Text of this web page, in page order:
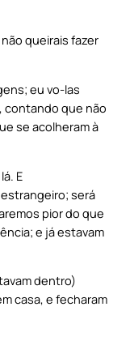
queirais fazer
eu vo-las
contando que não
se acolheram à
E
será
pior do que
e já estavam
dentro)
casa, e fecharam